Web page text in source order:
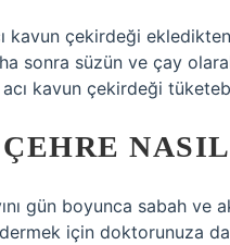
çekirdeği
sonra süzün ve çay
kavun çekirdeği
gün boyunca sabah
için doktorunuza